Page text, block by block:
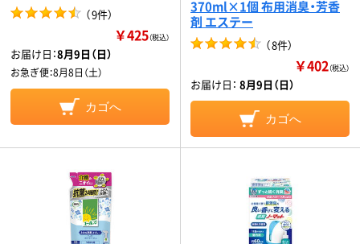
（9件）
￥425（税込）
お届け日：8月9日（日）
お急ぎ便：8月8日（土）
カゴへ
370ml×1個 布用消臭・芳香
剤 エステー
（8件）
￥402（税込）
お届け日： 8月9日（日）
カゴへ